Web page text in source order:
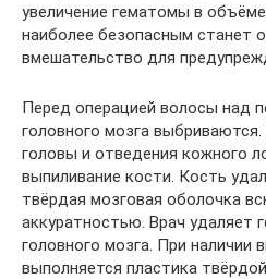
увеличение гематомы в
наиболее безопасным станет
вмешательство для
Перед операцией волосы над
головного мозга
головы и отведения кожного
выпиливание кости. Кость
твёрдая мозговая оболочка
аккуратностью. Врач удаляет
головного мозга. При наличии
выполняется пластика